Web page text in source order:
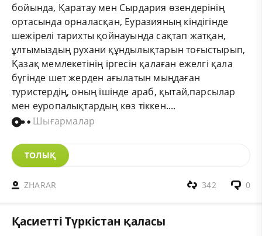
бойында, Қаратау мен Сырдария өзендерінің
ортасында орналасқан, Еуразияның кіндігінде
шежірелі тарихты қойнауында сақтап жатқан,
ұлтымыздың рухани құндылықтарын тоғыстырып,
Қазақ мемлекетінің іргесін қалаған ежелгі қала
бүгінде шет жерден ағылатын мыңдаған
туристердің, оның ішінде араб, қытай,парсылар
мен еуропалықтардың көз тіккен....
Шығармалар
ТОЛЫҚ
ZHARAR 0
342
Қасиетті Түркістан қаласы